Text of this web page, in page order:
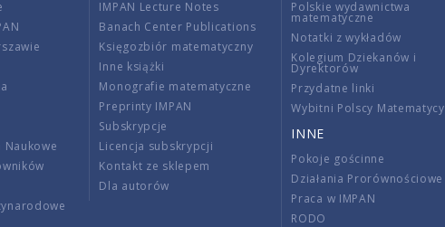
Naukowe
IMPAN Lecture Notes
Banach Center Publications
Księgozbiór matematyczny
Inne książki
Monografie matematyczne
Preprinty IMPAN
Subskrypcje
Licencja subskrypcji
Kontakt ze sklepem
Dla autorów
Polskie wydawnictwa
matematyczne
Notatki z wykładów
Kolegium Dziekanów i
Dyrektorów
Przydatne linki
Wybitni Polscy Matematycy
INNE
Pokoje gościnne
Działania Prorównościowe
Praca w IMPAN
RODO